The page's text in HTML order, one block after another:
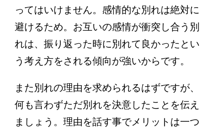
ってはいけません。感情的な別れは絶対に
避けるため。お互いの感情が衝突し合う別
れは、振り返った時に別れて良かったとい
う考え方をされる傾向が強いからです。
また別れの理由を求められるはずですが、
何も言わずただ別れを決意したことを伝え
ましょう。理由を話す事でメリットは一つ